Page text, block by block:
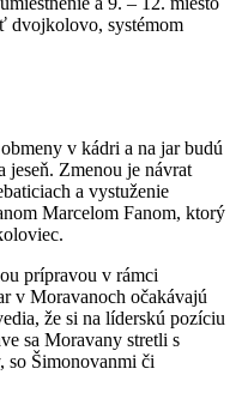
dvojkolovo, systémom
v kádri a na jar budú
Zmenou je návrat
a vystuženie
Marcelom Fanom, ktorý
prípravou v rámci
v Moravanoch očakávajú
že si na líderskú pozíciu
sa Moravany stretli s
so Šimonovanmi či